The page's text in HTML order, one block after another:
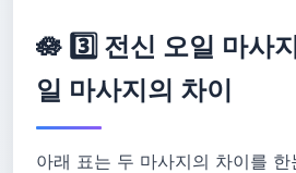
🪷 3️⃣ 전신 오일 마사
일 마사지의 차이
아래 표는 두 마사지의 차이를 한